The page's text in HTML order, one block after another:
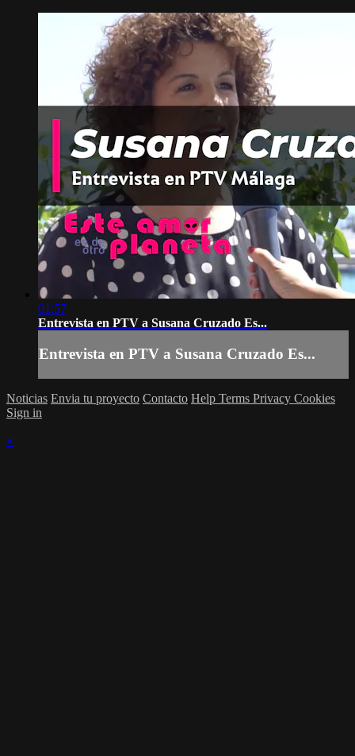
01:57
Entrevista en PTV a Susana Cruzado Es...
Entrevista en PTV a Susana Cruzado Es...
Noticias Envia tu proyecto Contacto Help Terms Privacy Cookies
Sign in
×